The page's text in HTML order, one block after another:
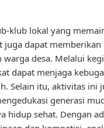
klub lokal yang
juga dapat
warga desa. Melalui
dapat menjaga
Selain itu, aktivitas ini
generasi
hidup sehat. Dengan